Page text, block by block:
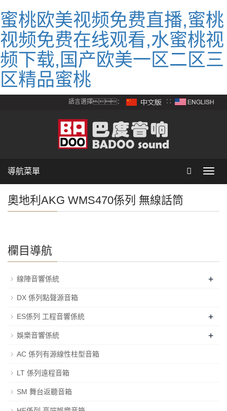
蜜桃欧美视频免费直播,蜜桃
视频免费在线观看,水蜜桃视
频下载,国产欧美一区二区三
区精品蜜桃
語言選擇： ∷
導航菜單
奧地利AKG WMS470係列 無線話筒
欄目導航
線陣音響係統 +
DX 係列點聲源音箱
ES係列 工程音響係統 +
娛樂音響係統 +
AC 係列有源線性柱型音箱
LT 係列遠程音箱
SM 舞台返聽音箱